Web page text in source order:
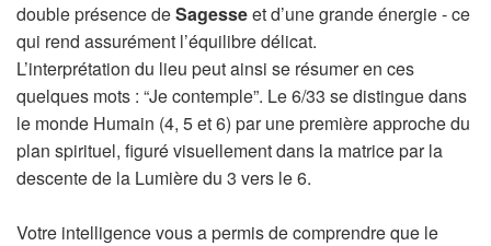
double présence deSagesseet d’une grande énergie - ce
qui rend assurément l’équilibre délicat.
L’interprétation du lieu peut ainsi se résumer en ces
quelques mots : “Je contemple”. Le 6/33 se distingue dans
le monde Humain (4, 5 et 6) par une première approche du
plan spirituel, figuré visuellement dans la matrice par la
descente de la Lumière du 3 vers le 6.
Votre intelligence vous a permis de comprendre que le